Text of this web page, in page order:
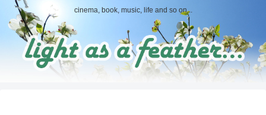
cinema, book, music, life and so on...